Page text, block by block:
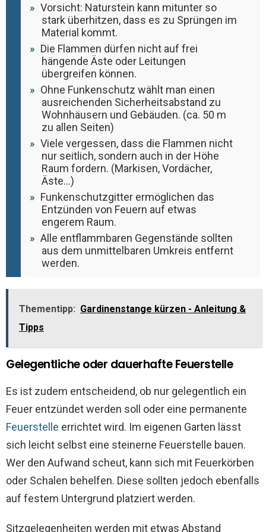
Vorsicht: Naturstein kann mitunter so
stark überhitzen, dass es zu Sprüngen im
Material kommt.
Die Flammen dürfen nicht auf frei
hängende Äste oder Leitungen
übergreifen können.
Ohne Funkenschutz wählt man einen
ausreichenden Sicherheitsabstand zu
Wohnhäusern und Gebäuden. (ca. 50 m
zu allen Seiten)
Viele vergessen, dass die Flammen nicht
nur seitlich, sondern auch in der Höhe
Raum fordern. (Markisen, Vordächer,
Äste…)
Funkenschutzgitter ermöglichen das
Entzünden von Feuern auf etwas
engerem Raum.
Alle entflammbaren Gegenstände sollten
aus dem unmittelbaren Umkreis entfernt
werden.
Thementipp: Gardinenstange kürzen - Anleitung &
Tipps
Gelegentliche oder dauerhafte Feuerstelle
Es ist zudem entscheidend, ob nur gelegentlich ein
Feuer entzündet werden soll oder eine permanente
Feuerstelle errichtet wird. Im eigenen Garten lässt
sich leicht selbst eine steinerne Feuerstelle bauen.
Wer den Aufwand scheut, kann sich mit Feuerkörben
oder Schalen behelfen. Diese sollten jedoch ebenfalls
auf festem Untergrund platziert werden.
Sitzgelegenheiten werden mit etwas Abstand